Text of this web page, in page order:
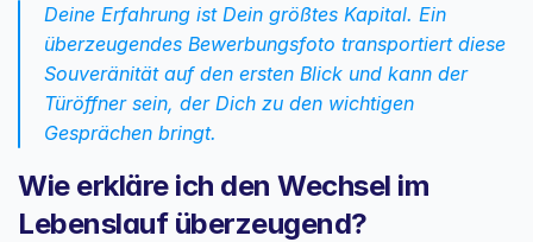
Deine Erfahrung ist Dein größtes Kapital. Ein
überzeugendes Bewerbungsfoto transportiert diese
Souveränität auf den ersten Blick und kann der
Türöffner sein, der Dich zu den wichtigen
Gesprächen bringt.
Wie erkläre ich den Wechsel im
Lebenslauf überzeugend?